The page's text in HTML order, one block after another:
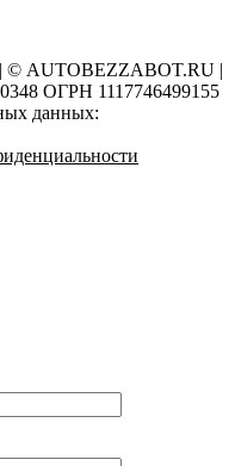
| © AUTOBEZZABOT.RU |
ОГРН 1117746499155
данных: